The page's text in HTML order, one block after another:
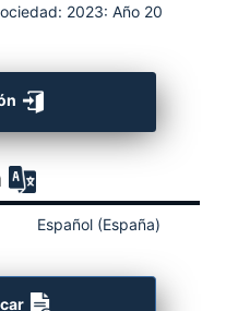
2023: Año 20
Español (España)